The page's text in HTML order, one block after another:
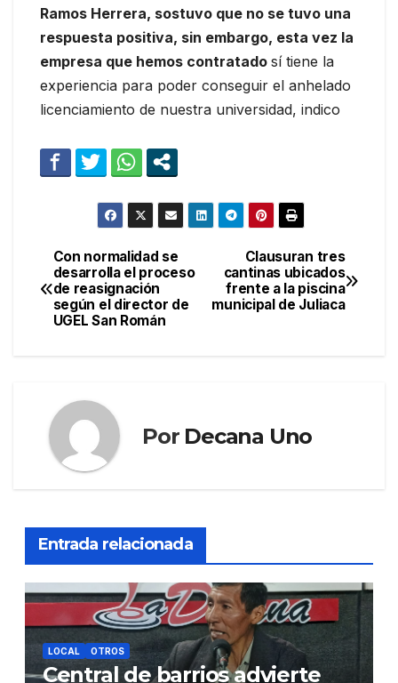
Ramos Herrera, sostuvo que no se tuvo una
respuesta positiva, sin embargo, esta vez la
empresa que hemos contratado sí tiene la
experiencia para poder conseguir el anhelado
licenciamiento de nuestra universidad, indico
Navegación
de
Clausuran tres
cantinas ubicados
frente a la piscina
municipal de Juliaca
Con normalidad se
desarrolla el proceso
de reasignación
según el director de
UGEL San Román
Por Decana Uno
Entrada relacionada
LOCAL OTROS
Central de barrios advierte